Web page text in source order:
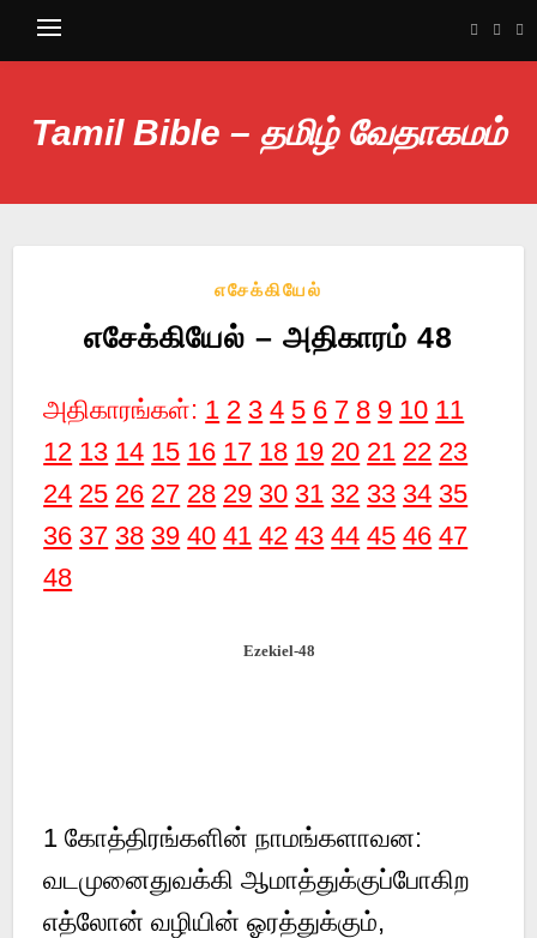
Tamil Bible – தமிழ் வேதாகமம்
எசேக்கியேல்
எசேக்கியேல் – அதிகாரம் 48
அதிகாரங்கள்: 1 2 3 4 5 6 7 8 9 10 11
12 13 14 15 16 17 18 19 20 21 22 23
24 25 26 27 28 29 30 31 32 33 34 35
36 37 38 39 40 41 42 43 44 45 46 47
48
Ezekiel-48
1 கோத்திரங்களின் நாமங்களாவன:
வடமுனைதுவக்கி ஆமாத்துக்குப்போகிற
எத்லோன் வழியின் ஓரத்துக்கும்,